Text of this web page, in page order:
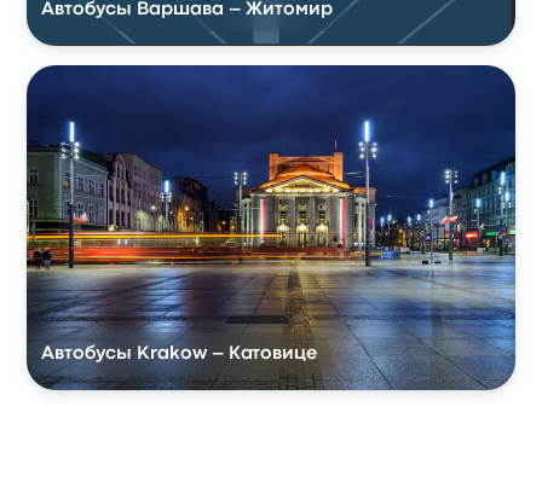
Автобусы Варшава – Житомир
Автобусы Krakow – Катовице